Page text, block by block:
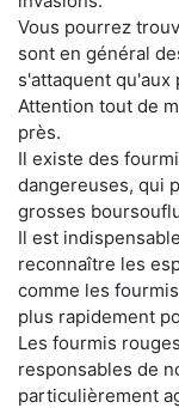
Vous pourrez
sont en général
s'attaquent qu'aux
Attention tout de
près.
Il existe des
dangereuses, qui
grosses
Il est
reconnaître les
comme les
plus rapidement
Les fourmis
responsables de
particulièrement